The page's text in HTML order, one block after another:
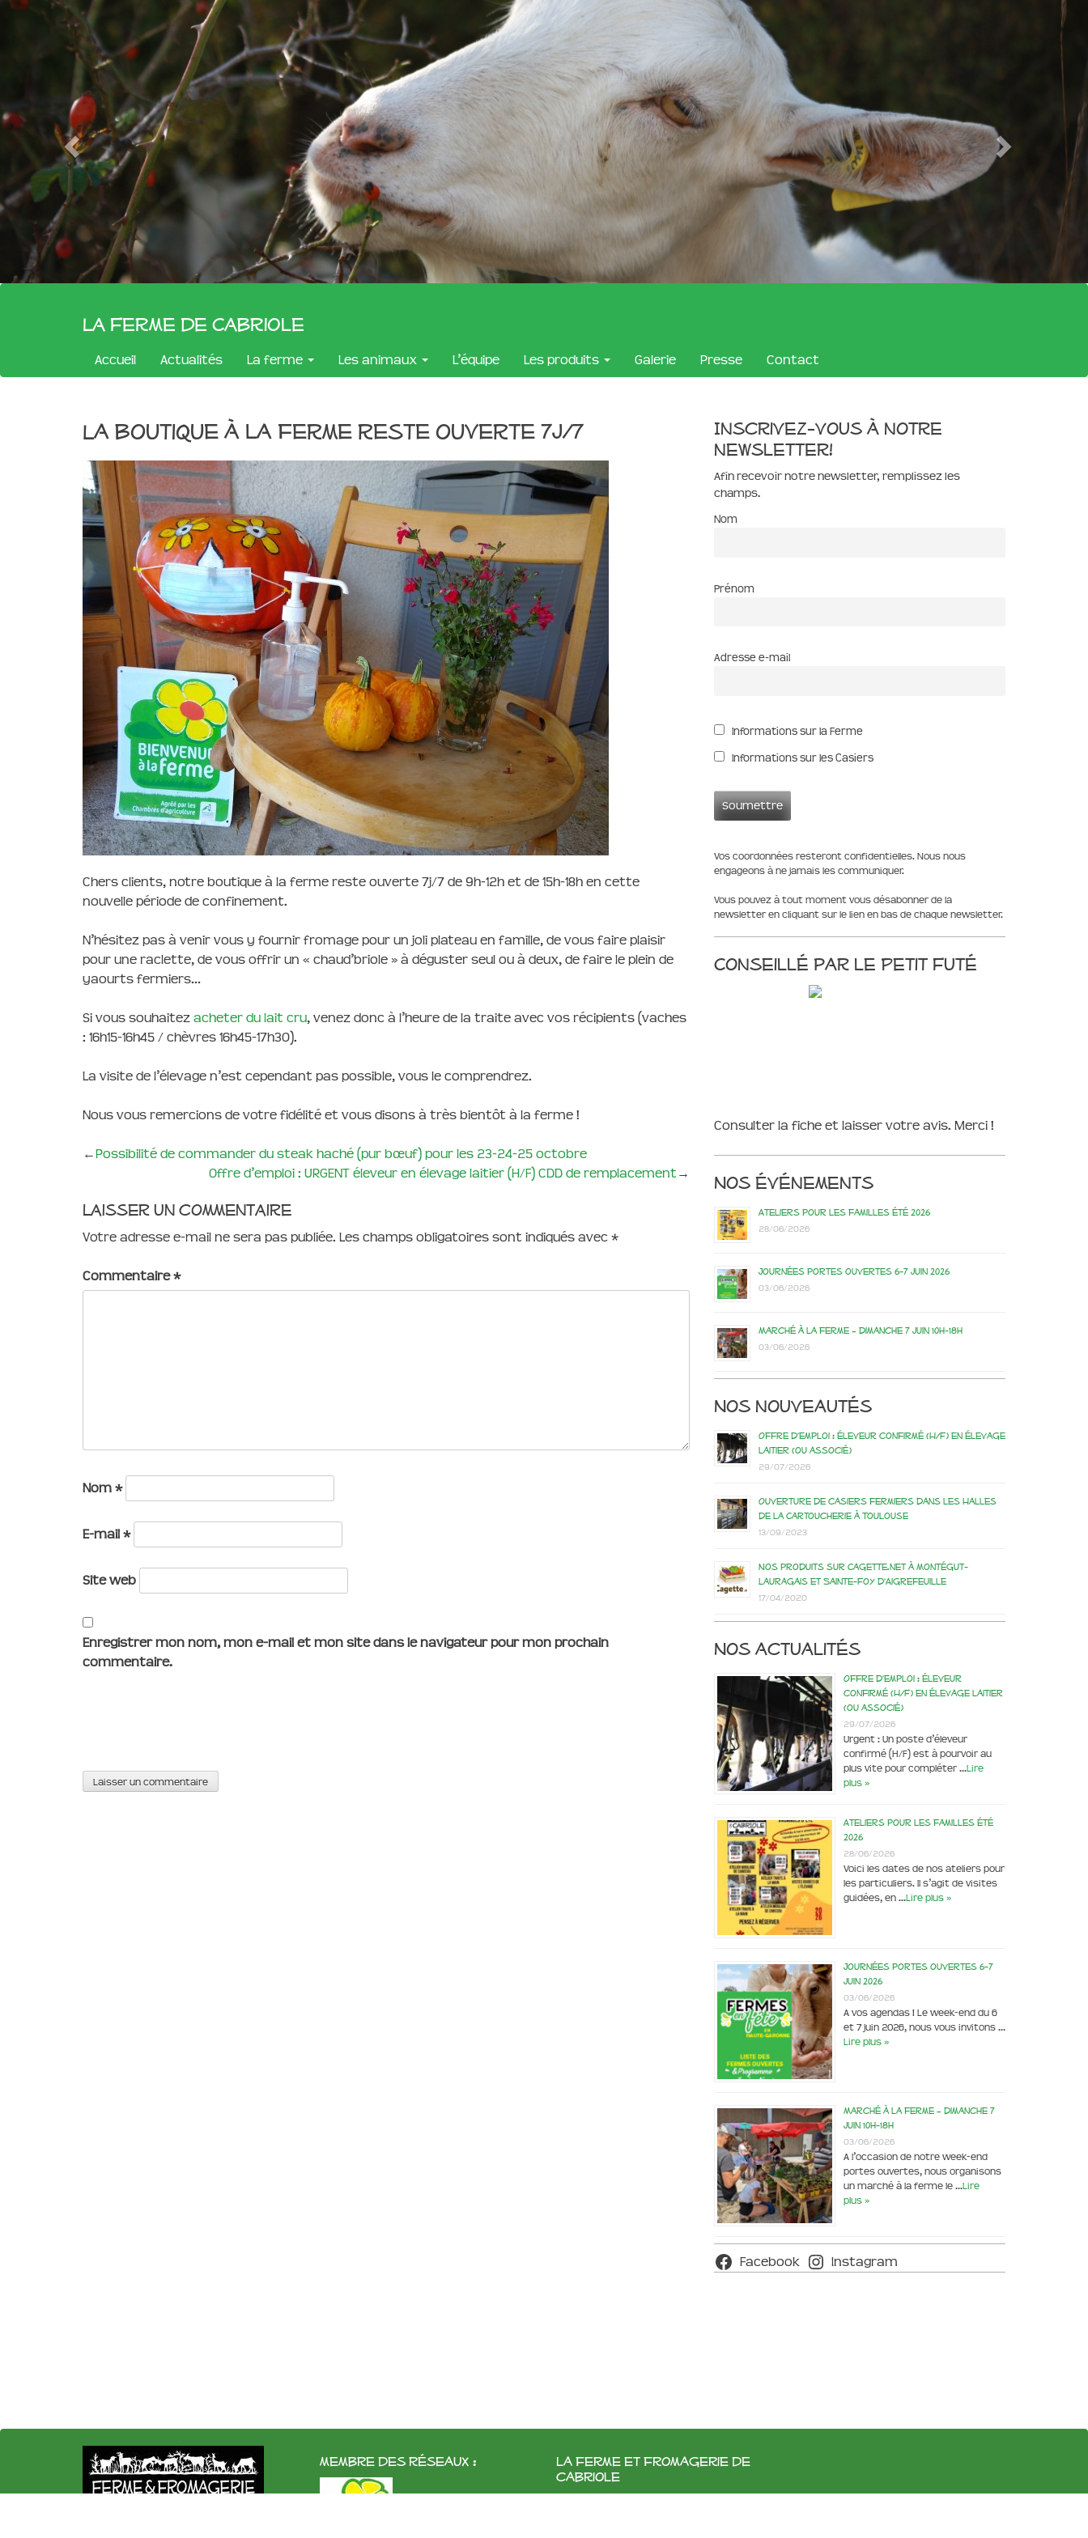
La Ferme de Cabriole
Accueil Actualités La ferme Les animaux L’équipe Les produits Galerie Presse Contact
La boutique à la ferme reste ouverte 7j/7
Chers clients, notre boutique à la ferme reste ouverte 7j/7 de 9h-12h et de 15h-18h en cette
nouvelle période de confinement.
N’hésitez pas à venir vous y fournir fromage pour un joli plateau en famille, de vous faire plaisir
pour une raclette, de vous offrir un « chaud’briole » à déguster seul ou à deux, de faire le plein de
yaourts fermiers…
Si vous souhaitez acheter du lait cru, venez donc à l’heure de la traite avec vos récipients (vaches
: 16h15-16h45 / chèvres 16h45-17h30).
La visite de l’élevage n’est cependant pas possible, vous le comprendrez.
Nous vous remercions de votre fidélité et vous disons à très bientôt à la ferme !
←Possibilité de commander du steak haché (pur bœuf) pour les 23-24-25 octobre
Offre d’emploi : URGENT éleveur en élevage laitier (H/F) CDD de remplacement →
Laisser un commentaire
Votre adresse e-mail ne sera pas publiée. Les champs obligatoires sont indiqués avec *
Commentaire*
Nom *
E-mail *
Site web
Enregistrer mon nom, mon e-mail et mon site dans le navigateur pour mon prochain
commentaire.
Inscrivez-vous à notre
newsletter!
Afin recevoir notre newsletter, remplissez les
champs.
Nom
Prénom
Adresse e-mail
Informations sur la Ferme
Informations sur les Casiers
Vos coordonnées resteront confidentielles. Nous nous
engageons à ne jamais les communiquer.
Vous pouvez à tout moment vous désabonner de la
newsletter en cliquant sur le lien en bas de chaque newsletter.
Conseillé par le Petit Futé
Consulter la fiche et laisser votre avis. Merci !
Nos événements
Ateliers pour les familles été 2026
28/06/2026
Journées portes ouvertes 6-7 juin 2026
03/06/2026
Marché à la ferme – dimanche 7 juin 10h-18h
03/06/2026
Nos nouveautés
Offre d’emploi : éleveur confirmé (H/F) en élevage
laitier (ou associé)
29/07/2026
Ouverture de casiers fermiers dans les Halles
de la Cartoucherie à Toulouse
13/09/2023
Nos produits sur Cagette.net à Montégut-
Lauragais et Sainte-Foy d’Aigrefeuille
17/04/2020
Nos actualités
Offre d’emploi : éleveur
confirmé (H/F) en élevage laitier
(ou associé)
29/07/2026
Urgent : Un poste d’éleveur
confirmé (H/F) est à pourvoir au
plus vite pour compléter …Lire
plus »
Ateliers pour les familles été
2026
28/06/2026
Voici les dates de nos ateliers pour
les particuliers. Il s’agit de visites
guidées, en …Lire plus »
Journées portes ouvertes 6-7
juin 2026
03/06/2026
A vos agendas ! Le week-end du 6
et 7 juin 2026, nous vous invitons …
Lire plus »
Marché à la ferme – dimanche 7
juin 10h-18h
03/06/2026
A l’occasion de notre week-end
portes ouvertes, nous organisons
un marché à la ferme le …Lire
plus »
Facebook Instagram
membre des réseaux :
La ferme et fromagerie de
cabriole